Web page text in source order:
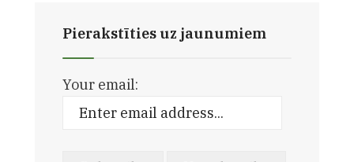
Pierakstīties uz jaunumiem
Your email: